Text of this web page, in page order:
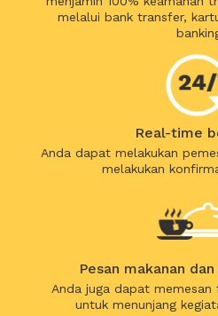
melalui bank transfer,
Real-time
Anda dapat melakukan
melakukan
Pesan makanan
Anda juga dapat memesan
untuk menunjang